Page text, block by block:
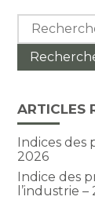
Rechercher
ARTICLES
Indices des
2026
Indice des
l’industrie –